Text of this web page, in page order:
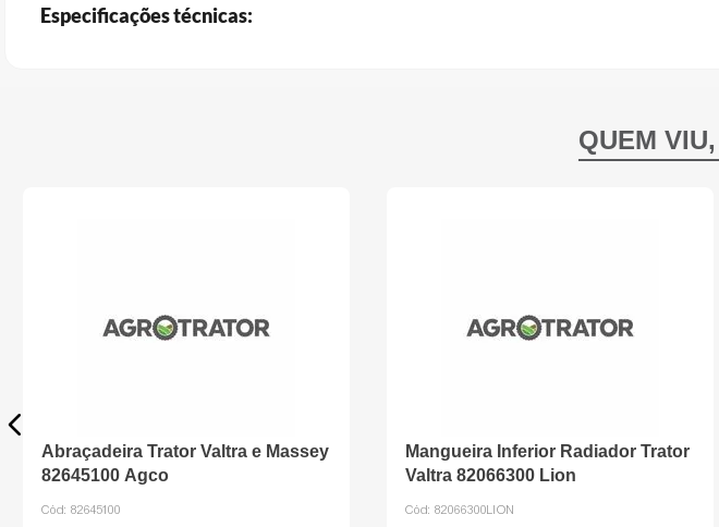
Especificações técnicas:
Abraçadeira Trator Valtra e Massey
82645100 Agco
Cód: 82645100
Mangueira Inferior Radiador Trator
Valtra 82066300 Lion
Cód: 82066300LION